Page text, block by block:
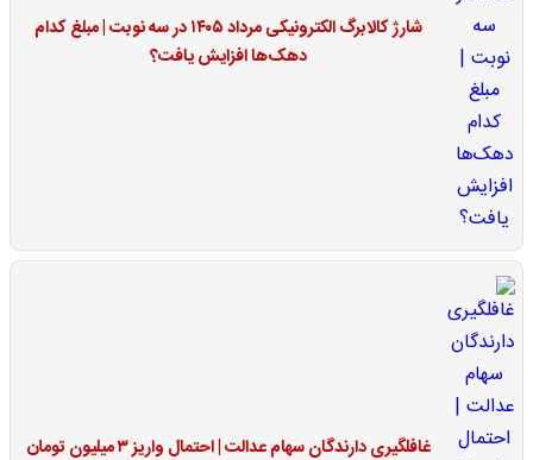
شارژ کالابرگ الکترونیکی مرداد ۱۴۰۵ در سه نوبت | مبلغ کدام
دهک‌ها افزایش یافت؟
غافلگیری دارندگان سهام عدالت | احتمال واریز ۳ میلیون تومان